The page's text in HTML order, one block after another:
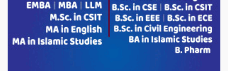
পরিবেশ রক্ষায় পাটগ্রামে ইহসান ইয়ুথ
সার্কেলের বৃক্ষরোপণ
মিরপুর-১১ নম্বরে দুর্বৃত্তদের গুলিতে বিএনপি